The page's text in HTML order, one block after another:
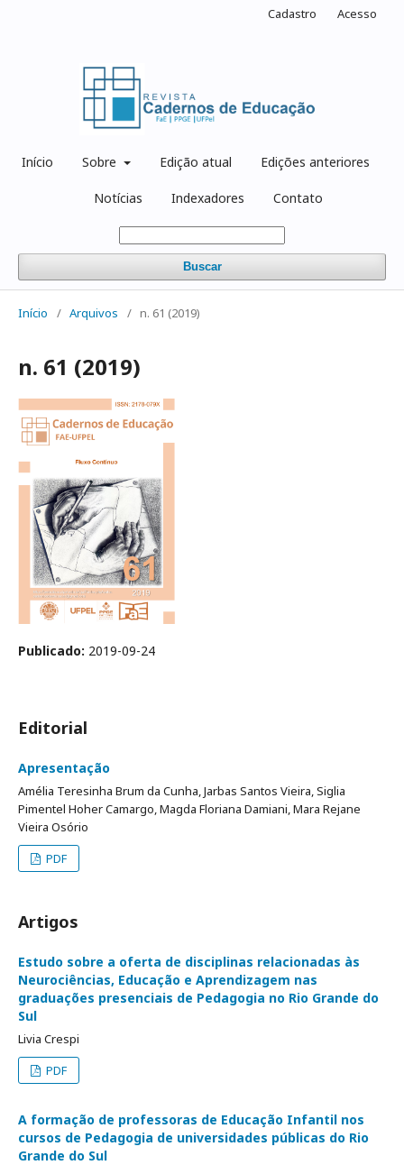
Início Sobre Edição atual Edições anteriores
Notícias Indexadores Contato
Buscar
Cadastro Acesso
Início / Arquivos / n. 61 (2019)
n. 61 (2019)
Publicado: 2019-09-24
Editorial
Apresentação
Amélia Teresinha Brum da Cunha, Jarbas Santos Vieira, Siglia
Pimentel Hoher Camargo, Magda Floriana Damiani, Mara Rejane
Vieira Osório
PDF
Artigos
Estudo sobre a oferta de disciplinas relacionadas às
Neurociências, Educação e Aprendizagem nas
graduações presenciais de Pedagogia no Rio Grande do
Sul
Livia Crespi
PDF
A formação de professoras de Educação Infantil nos
cursos de Pedagogia de universidades públicas do Rio
Grande do Sul